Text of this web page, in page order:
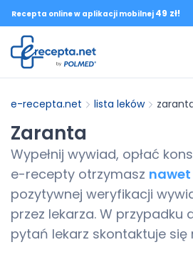
Recepta online w aplikacji mobilnej 49 zł!
e-recepta.net lista leków
Zaranta
Wypełnij wywiad, opłać
e-recepty otrzymasz nawet
pozytywnej weryfikacji
przez lekarza. W przypadku
pytań lekarz skontaktuje się